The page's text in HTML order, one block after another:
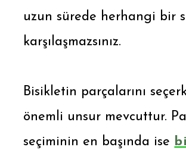
uzun sürede herhangi bir
karşılaşmazsınız.
Bisikletin parçalarını
önemli unsur mevcuttur.
seçiminin en başında ise